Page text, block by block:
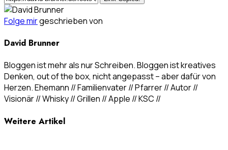
Folge mirgeschrieben von
David Brunner
Bloggen ist mehr als nur Schreiben. Bloggen ist kreatives
Denken, out of the box, nicht angepasst – aber dafür von
Herzen. Ehemann // Familienvater // Pfarrer // Autor //
Visionär // Whisky // Grillen // Apple // KSC //
Weitere Artikel